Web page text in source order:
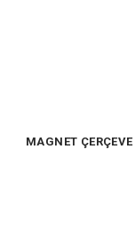
MAGNET ÇERÇEVE